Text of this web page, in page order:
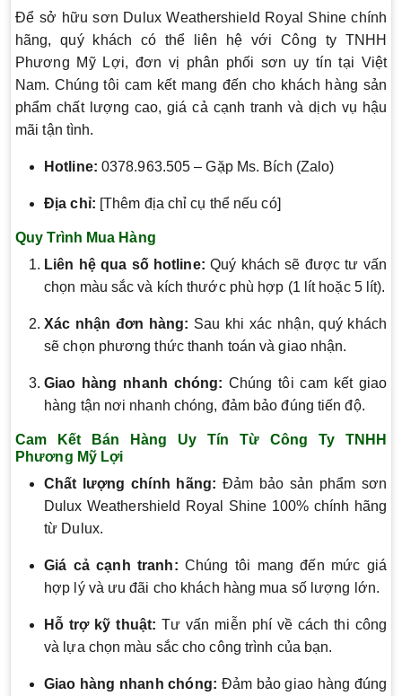
Để sở hữu sơn Dulux Weathershield Royal Shine chính
hãng, quý khách có thể liên hệ với Công ty TNHH
Phương Mỹ Lợi, đơn vị phân phối sơn uy tín tại Việt
Nam. Chúng tôi cam kết mang đến cho khách hàng sản
phẩm chất lượng cao, giá cả cạnh tranh và dịch vụ hậu
mãi tận tình.
Hotline: 0378.963.505 – Gặp Ms. Bích (Zalo)
Địa chỉ: [Thêm địa chỉ cụ thể nếu có]
Quy Trình Mua Hàng
Liên hệ qua số hotline: Quý khách sẽ được tư vấn
chọn màu sắc và kích thước phù hợp (1 lít hoặc 5 lít).
Xác nhận đơn hàng: Sau khi xác nhận, quý khách
sẽ chọn phương thức thanh toán và giao nhận.
Giao hàng nhanh chóng: Chúng tôi cam kết giao
hàng tận nơi nhanh chóng, đảm bảo đúng tiến độ.
Cam Kết Bán Hàng Uy Tín Từ Công Ty TNHH
Phương Mỹ Lợi
Chất lượng chính hãng: Đảm bảo sản phẩm sơn
Dulux Weathershield Royal Shine 100% chính hãng
từ Dulux.
Giá cả cạnh tranh: Chúng tôi mang đến mức giá
hợp lý và ưu đãi cho khách hàng mua số lượng lớn.
Hỗ trợ kỹ thuật: Tư vấn miễn phí về cách thi công
và lựa chọn màu sắc cho công trình của bạn.
Giao hàng nhanh chóng: Đảm bảo giao hàng đúng